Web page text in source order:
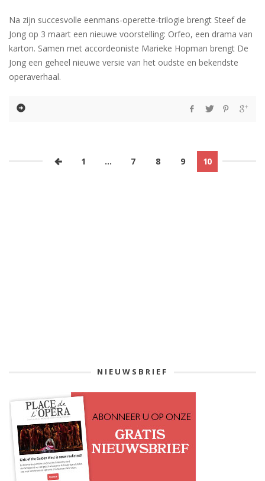
Na zijn succesvolle eenmans-operette-trilogie brengt Steef de
Jong op 3 maart een nieuwe voorstelling: Orfeo, een drama van
karton. Samen met accordeoniste Marieke Hopman brengt De
Jong een geheel nieuwe versie van het oudste en bekendste
operaverhaal.
1 … 7 8 9 10
NIEUWSBRIEF